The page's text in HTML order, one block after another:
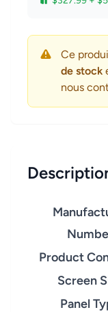
Ce
de stock
nous
Product
Screen
Panel